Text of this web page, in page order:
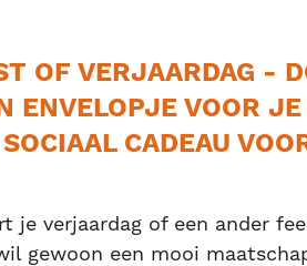
OF VERJAARDAG -
ENVELOPJE VOOR
CADEAU
je verjaardag of een ander
gewoon een mooi